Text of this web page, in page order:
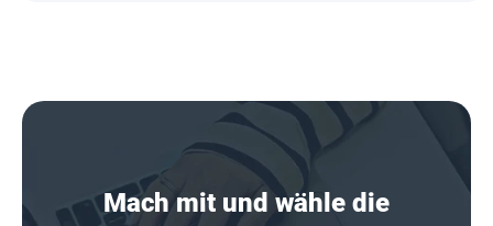
Mach mit und wähle die